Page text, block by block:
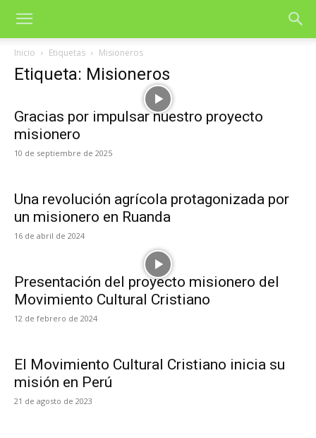
Inicio Etiquetas Misioneros
Etiqueta: Misioneros
Gracias por impulsar nuestro proyecto
misionero
10 de septiembre de 2025
Una revolución agrícola protagonizada por
un misionero en Ruanda
16 de abril de 2024
Presentación del proyecto misionero del
Movimiento Cultural Cristiano
12 de febrero de 2024
El Movimiento Cultural Cristiano inicia su
misión en Perú
21 de agosto de 2023